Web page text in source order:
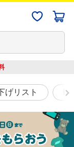
げリスト